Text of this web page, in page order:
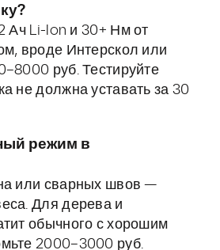
Ач Li-Ion и 30+ Нм от
вроде Интерскол или
руб. Тестируйте
не должна уставать за 30
режим в
или сварных швов —
Для дерева и
обычного с хорошим
2000–3000 руб.